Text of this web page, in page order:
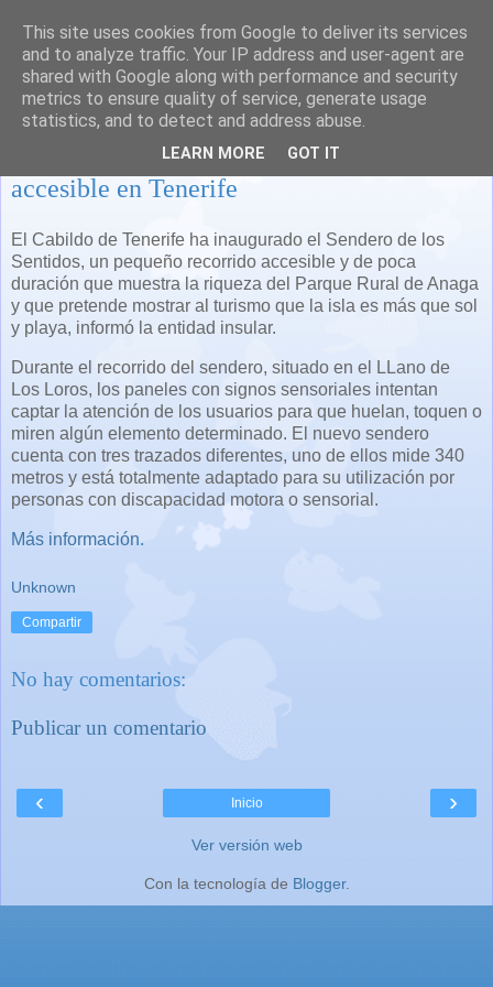
Sendero de los sentidos, un recorrido
accesible en Tenerife
El Cabildo de Tenerife ha inaugurado el Sendero de los
Sentidos, un pequeño recorrido accesible y de poca
duración que muestra la riqueza del Parque Rural de Anaga
y que pretende mostrar al turismo que la isla es más que sol
y playa, informó la entidad insular.
Durante el recorrido del sendero, situado en el LLano de
Los Loros, los paneles con signos sensoriales intentan
captar la atención de los usuarios para que huelan, toquen o
miren algún elemento determinado. El nuevo sendero
cuenta con tres trazados diferentes, uno de ellos mide 340
metros y está totalmente adaptado para su utilización por
personas con discapacidad motora o sensorial.
Más información.
Unknown
Compartir
No hay comentarios:
Publicar un comentario
‹ ›
Inicio
Ver versión web
Con la tecnología de Blogger.
This site uses cookies from Google to deliver its services
and to analyze traffic. Your IP address and user-agent are
shared with Google along with performance and security
metrics to ensure quality of service, generate usage
statistics, and to detect and address abuse.
LEARN MORE GOT IT